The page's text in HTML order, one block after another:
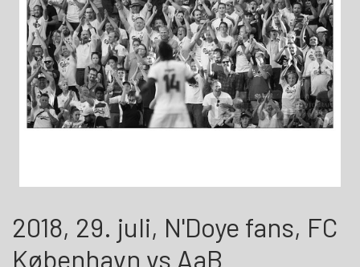
2018, 29. juli, N'Doye fans, FC
København vs AaB